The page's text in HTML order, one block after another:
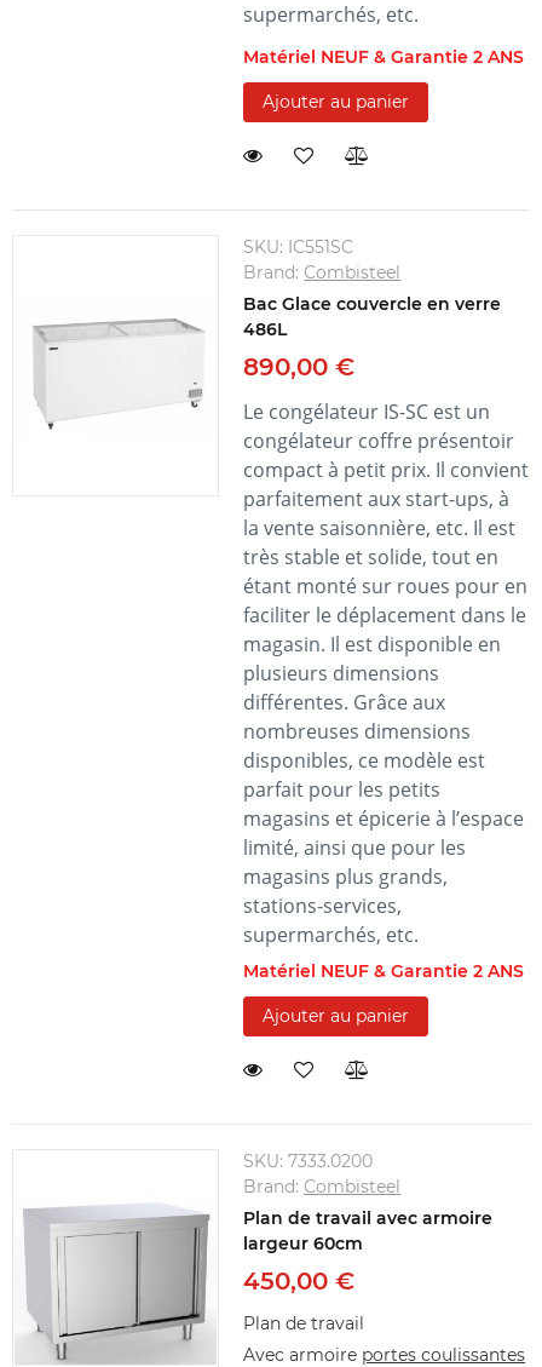
supermarchés, etc.
Matériel NEUF & Garantie 2 ANS
Ajouter au panier
SKU: IC551SC
Brand:Combisteel
Bac Glace couvercle en verre
486L
890,00 €
Le congélateur IS-SC est un
congélateur coffre présentoir
compact à petit prix. Il convient
parfaitement aux start-ups, à
la vente saisonnière, etc. Il est
très stable et solide, tout en
étant monté sur roues pour en
faciliter le déplacement dans le
magasin. Il est disponible en
plusieurs dimensions
différentes. Grâce aux
nombreuses dimensions
disponibles, ce modèle est
parfait pour les petits
magasins et épicerie à l’espace
limité, ainsi que pour les
magasins plus grands,
stations-services,
supermarchés, etc.
Matériel NEUF & Garantie 2 ANS
Ajouter au panier
SKU:7333.0200
Brand:Combisteel
Plan de travail avec armoire
largeur 60cm
450,00 €
Plan de travail
Avec armoire portes coulissantes